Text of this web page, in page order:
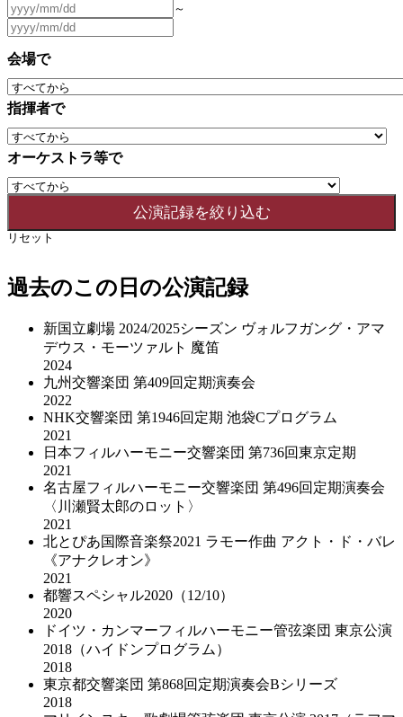
～
会場で
指揮者で
オーケストラ等で
リセット
過去のこの日の公演記録
新国立劇場 2024/2025シーズン ヴォルフガング・アマ
デウス・モーツァルト 魔笛
2024
九州交響楽団 第409回定期演奏会
2022
NHK交響楽団 第1946回定期 池袋Cプログラム
2021
日本フィルハーモニー交響楽団 第736回東京定期
2021
名古屋フィルハーモニー交響楽団 第496回定期演奏会
〈川瀬賢太郎のロット〉
2021
北とぴあ国際音楽祭2021 ラモー作曲 アクト・ド・バレ
《アナクレオン》
2021
都響スペシャル2020（12/10）
2020
ドイツ・カンマーフィルハーモニー管弦楽団 東京公演
2018（ハイドンプログラム）
2018
東京都交響楽団 第868回定期演奏会Bシリーズ
2018